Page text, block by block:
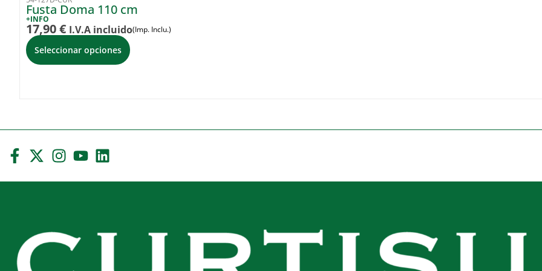
Fusta Doma 110 cm
+INFO
17,90€ I.V.A incluido(Imp. Inclu.)
Seleccionar opciones